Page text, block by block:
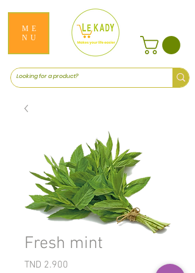
ME
NU
Fresh mint
TND 2.900